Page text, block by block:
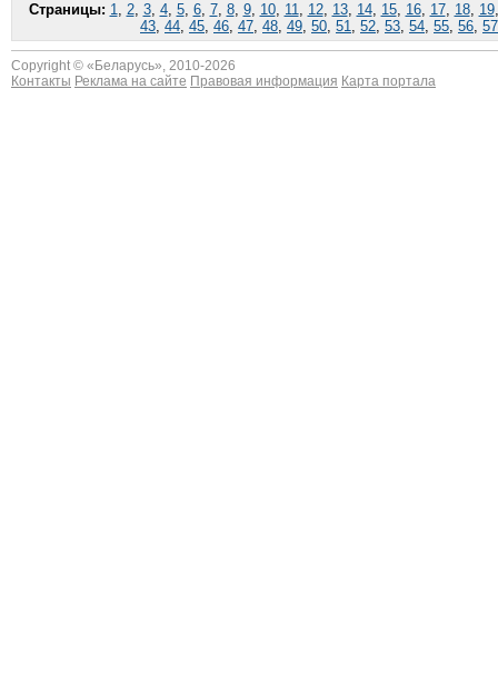
Страницы: 1, 2, 3, 4, 5, 6, 7, 8, 9, 10, 11, 12, 13, 14, 15, 16, 17, 18, 19
43, 44, 45, 46, 47, 48, 49, 50, 51, 52, 53, 54, 55, 56, 57
Copyright © « Беларусь», 2010-2026
Контакты Реклама на сайте Правовая информация Карта портала